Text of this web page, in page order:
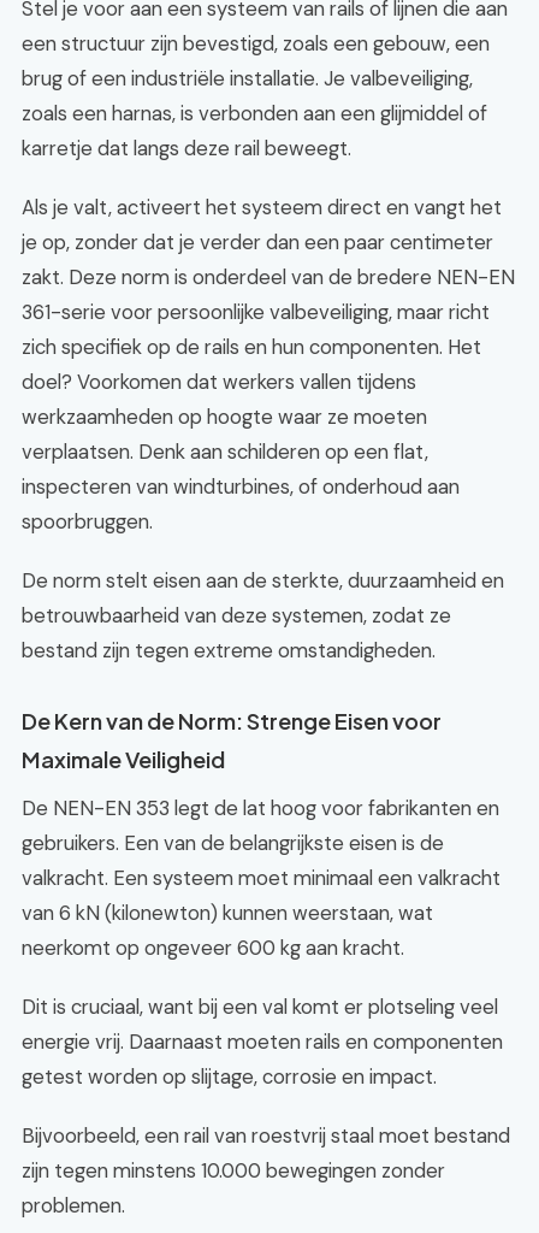
Stel je voor aan een systeem van rails of lijnen die aan
een structuur zijn bevestigd, zoals een gebouw, een
brug of een industriële installatie. Je valbeveiliging,
zoals een harnas, is verbonden aan een glijmiddel of
karretje dat langs deze rail beweegt.
Als je valt, activeert het systeem direct en vangt het
je op, zonder dat je verder dan een paar centimeter
zakt. Deze norm is onderdeel van de bredere NEN-EN
361-serie voor persoonlijke valbeveiliging, maar richt
zich specifiek op de rails en hun componenten. Het
doel? Voorkomen dat werkers vallen tijdens
werkzaamheden op hoogte waar ze moeten
verplaatsen. Denk aan schilderen op een flat,
inspecteren van windturbines, of onderhoud aan
spoorbruggen.
De norm stelt eisen aan de sterkte, duurzaamheid en
betrouwbaarheid van deze systemen, zodat ze
bestand zijn tegen extreme omstandigheden.
De Kern van de Norm: Strenge Eisen voor
Maximale Veiligheid
De NEN-EN 353 legt de lat hoog voor fabrikanten en
gebruikers. Een van de belangrijkste eisen is de
valkracht. Een systeem moet minimaal een valkracht
van 6 kN (kilonewton) kunnen weerstaan, wat
neerkomt op ongeveer 600 kg aan kracht.
Dit is cruciaal, want bij een val komt er plotseling veel
energie vrij. Daarnaast moeten rails en componenten
getest worden op slijtage, corrosie en impact.
Bijvoorbeeld, een rail van roestvrij staal moet bestand
zijn tegen minstens 10.000 bewegingen zonder
problemen.